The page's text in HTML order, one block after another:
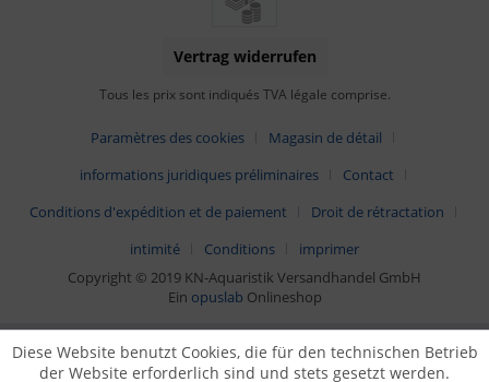
Vertrag widerrufen
Tous les prix sont indiqués TVA légale comprise.
Paramètres des cookies
Magasin de détail
informations juridiques préliminaires
Contact
Conditions d'expédition et de paiement
Droit de rétractation
intimité
Conditions
imprimer
Copyright © 2019 KN-Aquaristik Versandhandel GmbH
Ein opuslab Onlineshop
Diese Website benutzt Cookies, die für den technischen Betrieb
der Website erforderlich sind und stets gesetzt werden.